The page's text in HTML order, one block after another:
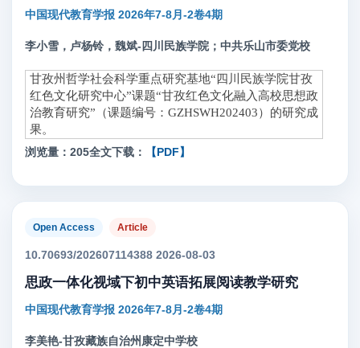
中国现代教育学报 2026年7-8月-2卷4期
李小雪，卢杨铃，魏斌-四川民族学院；中共乐山市委党校
甘孜州哲学社会科学重点研究基地“四川民族学院甘孜
红色文化研究中心”课题“甘孜红色文化融入高校思想政
治教育研究”（课题编号：GZHSWH202403）的研究成
果。
浏览量：205全文下载： 【PDF】
Open Access Article
10.70693/202607114388 2026-08-03
思政一体化视域下初中英语拓展阅读教学研究
中国现代教育学报 2026年7-8月-2卷4期
李美艳-甘孜藏族自治州康定中学校